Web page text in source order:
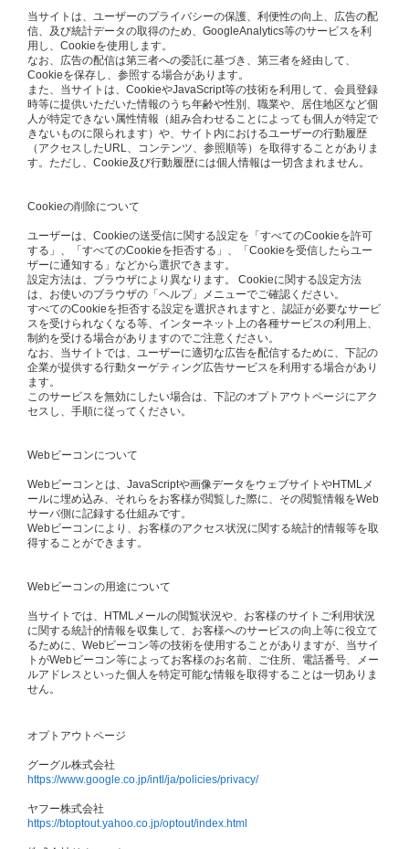
当サイトは、ユーザーのプライバシーの保護、利便性の向上、広告の配
信、及び統計データの取得のため、GoogleAnalytics等のサービスを利
用し、Cookieを使用します。
なお、広告の配信は第三者への委託に基づき、第三者を経由して、
Cookieを保存し、参照する場合があります。
また、当サイトは、CookieやJavaScript等の技術を利用して、会員登録
時等に提供いただいた情報のうち年齢や性別、職業や、居住地区など個
人が特定できない属性情報（組み合わせることによっても個人が特定で
きないものに限られます）や、サイト内におけるユーザーの行動履歴
（アクセスしたURL、コンテンツ、参照順等）を取得することがありま
す。ただし、Cookie及び行動履歴には個人情報は一切含まれません。
Cookieの削除について
ユーザーは、Cookieの送受信に関する設定を「すべてのCookieを許可
する」、「すべてのCookieを拒否する」、「Cookieを受信したらユー
ザーに通知する」などから選択できます。
設定方法は、ブラウザにより異なります。 Cookieに関する設定方法
は、お使いのブラウザの「ヘルプ」メニューでご確認ください。
すべてのCookieを拒否する設定を選択されますと、認証が必要なサービ
スを受けられなくなる等、インターネット上の各種サービスの利用上、
制約を受ける場合がありますのでご注意ください。
なお、当サイトでは、ユーザーに適切な広告を配信するために、下記の
企業が提供する行動ターゲティング広告サービスを利用する場合があり
ます。
このサービスを無効にしたい場合は、下記のオプトアウトページにアク
セスし、手順に従ってください。
Webビーコンについて
Webビーコンとは、JavaScriptや画像データをウェブサイトやHTMLメ
ールに埋め込み、それらをお客様が閲覧した際に、その閲覧情報をWeb
サーバ側に記録する仕組みです。
Webビーコンにより、お客様のアクセス状況に関する統計的情報等を取
得することができます。
Webビーコンの用途について
当サイトでは、HTMLメールの閲覧状況や、お客様のサイトご利用状況
に関する統計的情報を収集して、お客様へのサービスの向上等に役立て
るために、Webビーコン等の技術を使用することがありますが、当サイ
トがWebビーコン等によってお客様のお名前、ご住所、電話番号、メー
ルアドレスといった個人を特定可能な情報を取得することは一切ありま
せん。
オプトアウトページ
グーグル株式会社
https://www.google.co.jp/intl/ja/policies/privacy/
ヤフー株式会社
https://btoptout.yahoo.co.jp/optout/index.html